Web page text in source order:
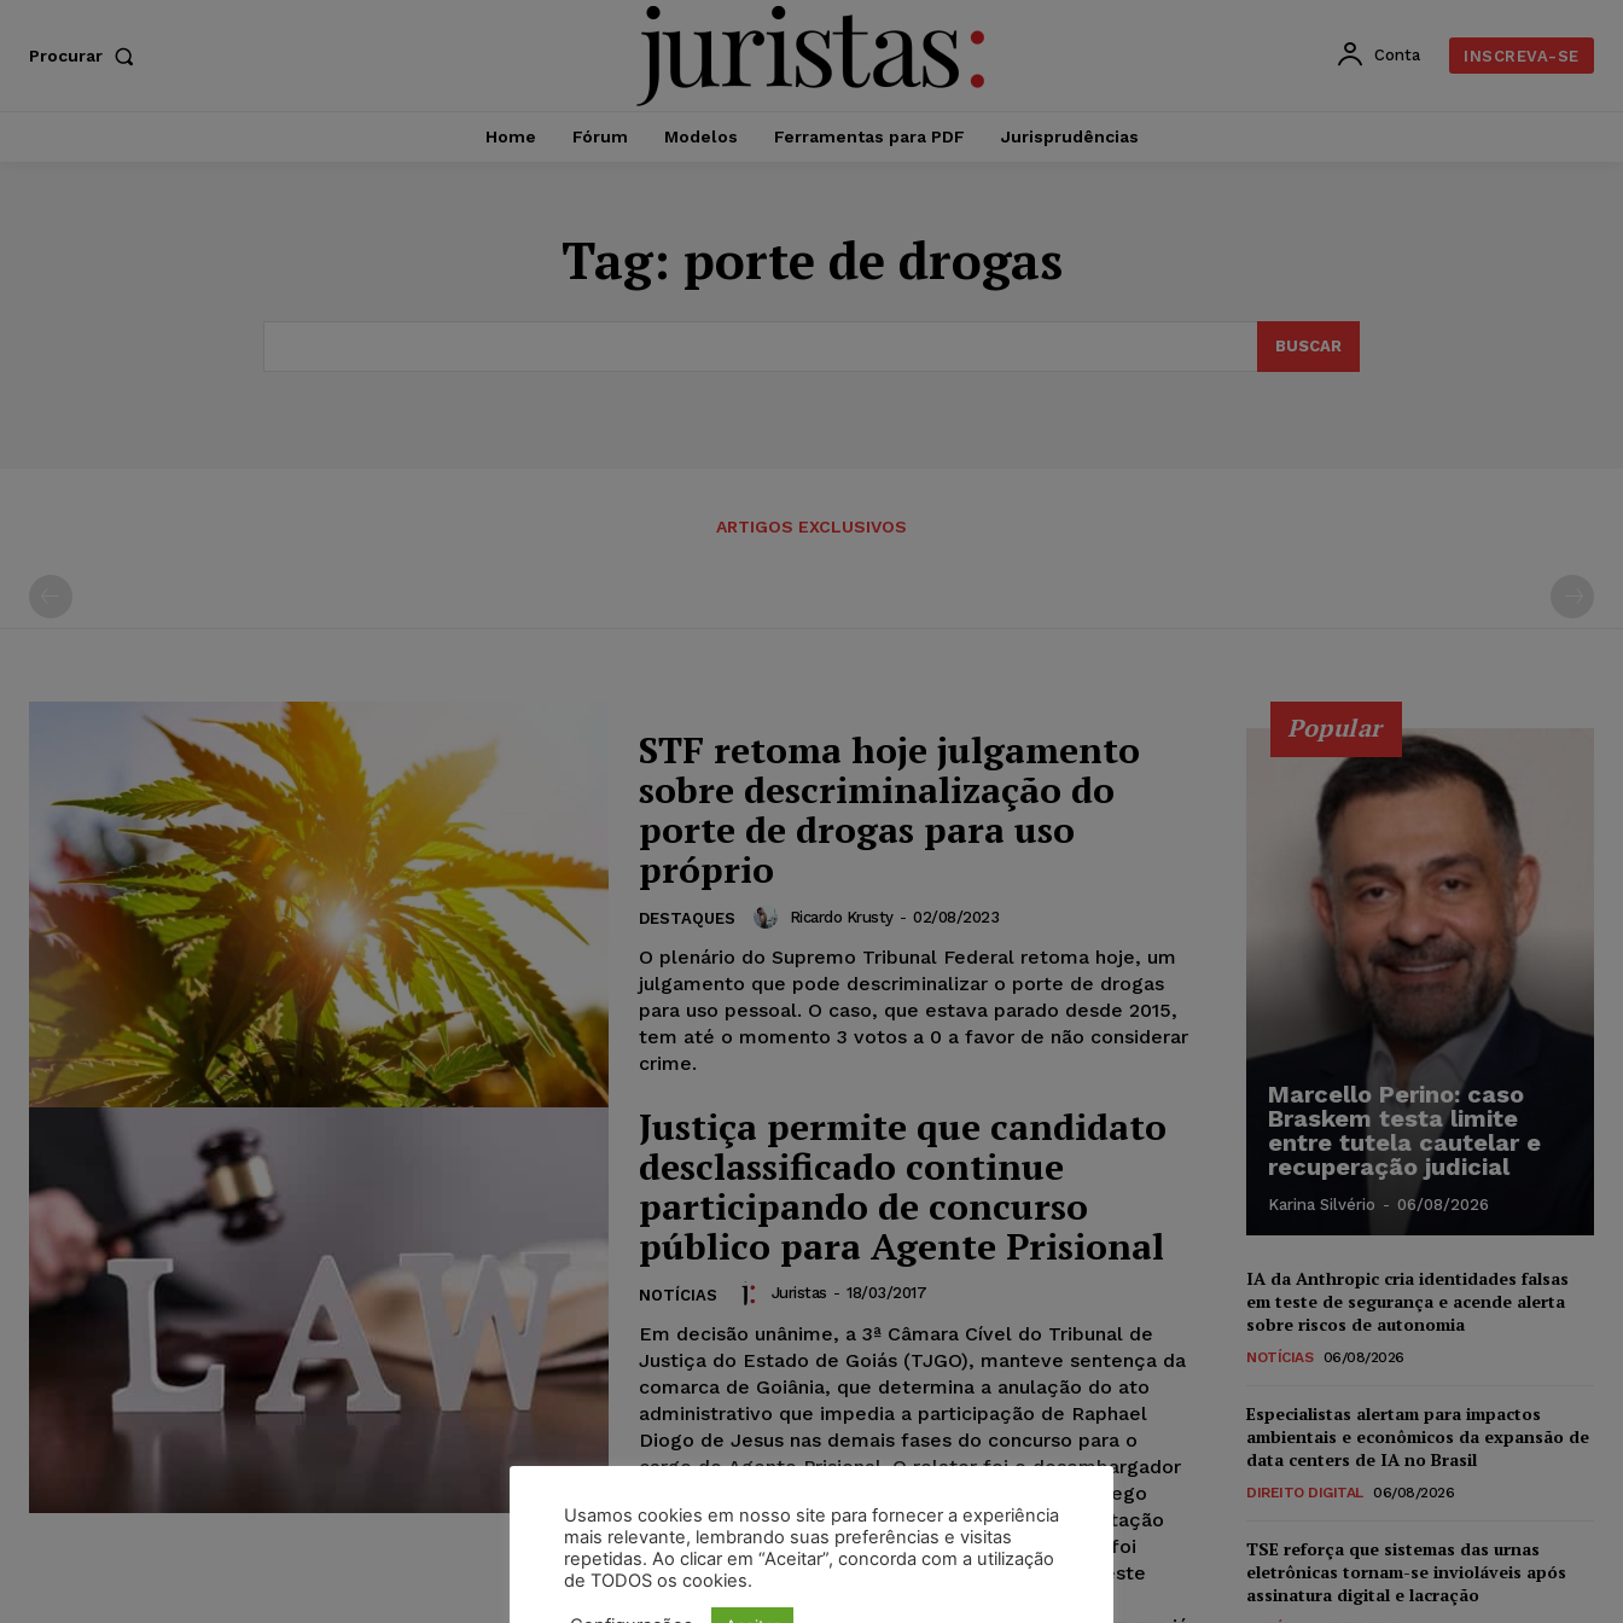
Procurar Conta INSCREVA-SE
Home Fórum Modelos Ferramentas para PDF Jurisprudências
Tag: porte de drogas
BUSCAR
ARTIGOS EXCLUSIVOS
STF retoma hoje julgamento
sobre descriminalização do
porte de drogas para uso
próprio
DESTAQUES Ricardo Krusty - 02/08/2023
O plenário do Supremo Tribunal Federal retoma hoje, um
julgamento que pode descriminalizar o porte de drogas
para uso pessoal. O caso, que estava parado desde 2015,
tem até o momento 3 votos a 0 a favor de não considerar
crime.
Justiça permite que candidato
desclassificado continue
participando de concurso
público para Agente Prisional
NOTÍCIAS Juristas - 18/03/2017
Em decisão unânime, a 3ª Câmara Cível do Tribunal de
Justiça do Estado de Goiás (TJGO), manteve sentença da
comarca de Goiânia, que determina a anulação do ato
administrativo que impedia a participação de Raphael
Diogo de Jesus nas demais fases do concurso para o
cargo de Agente Prisional. O relator foi o desembargador
Itamar de Lima. Consta dos autos, que Raphael Diego
participou do último certame, que previa a contratação
de Agente de Segurança Prisional de Goiânia. Ele foi
desclassificado na 5ª fase, que correspondia ao teste
Popular
Marcello Perino: caso
Braskem testa limite
entre tutela cautelar e
recuperação judicial
Karina Silvério - 06/08/2026
IA da Anthropic cria identidades falsas
em teste de segurança e acende alerta
sobre riscos de autonomia
NOTÍCIAS 06/08/2026
Especialistas alertam para impactos
ambientais e econômicos da expansão de
data centers de IA no Brasil
DIREITO DIGITAL 06/08/2026
TSE reforça que sistemas das urnas
eletrônicas tornam-se invioláveis após
assinatura digital e lacração
Usamos cookies em nosso site para fornecer a experiência
mais relevante, lembrando suas preferências e visitas
repetidas. Ao clicar em “Aceitar”, concorda com a utilização
de TODOS os cookies.